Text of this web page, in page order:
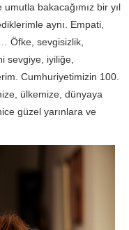
umutla bakacağımız bir yıl
aynı. Empati,
Öfke, sevgisizlik,
sevgiye, iyiliğe,
Cumhuriyetimizin 100.
ülkemize, dünyaya
güzel yarınlara ve